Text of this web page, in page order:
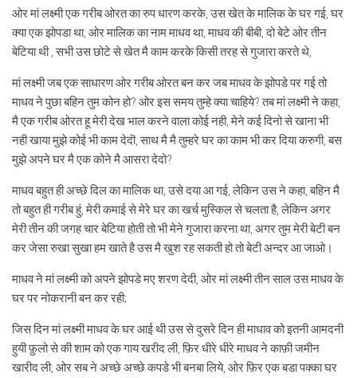
ओर मां लक्ष्मी एक गरीब ओरत का रुप धारण करके, उस खेत के मालिक के घर गई, घर
क्या एक झोपडा था, ओर मालिक का नाम माधव था, माधव की बीबी, दो बेटे ओर तीन
बेटिया थी , सभी उस छोटे से खेत मै काम करके किसी तरह से गुजारा करते थे,
मां लक्ष्मी जब एक साधारण ओर गरीब ओरत बन कर जब माधव के झोपडे पर गई तो
माधव ने पुछा बहिन तुम कोन हो? ओर इस समय तुम्हे क्या चाहिये? तब मां लक्ष्मी ने कहा,
मै एक गरीब ओरत हू मेरी देख भाल करने वाला कोई नही, मेने कई दिनो से खाना भी
नही खाया मुझे कोई भी काम देदॊ, साथ मै मै तुम्हरे घर का काम भी कर दिया करुगी, बस
मुझे अपने घर मै एक कोने मै आसरा देदो?
माधव बहुत ही अच्छे दिल का मालिक था, उसे दया आ गई, लेकिन उस ने कहा, बहिन मै
तो बहुत ही गरीब हुं, मेरी कमाई से मेरे घर का खर्च मुस्किल से चलता है, लेकिन अगर
मेरी तीन की जगह चार बेटिया होती तो भी मेने गुजारा करना था, अगर तुम मेरी बेटी बन
कर जेसा रुखा सुखा हम खाते है उस मै खुश रह सकती हो तो बेटी अन्दर आ जाओ।
माधव ने मां लक्ष्मी को अपने झोपडे मए शरण देदी, ओर मां लक्ष्मी तीन साल उस माधव के
घर पर नोकरानी बन कर रही;
जिस दिन मां लक्ष्मी माधव के घर आई थी उस से दुसरे दिन ही माधाव को इतनी आमदनी
हुयी फ़ुलो से की शाम को एक गाय खरीद ली, फ़िर धीरे धीरे माधव ने काफ़ी जमीन
खारीद ली, ओर सब ने अच्छे अच्छे कपडे भी बनबा लिये, ओर फ़िर एक बडा पक्का घर